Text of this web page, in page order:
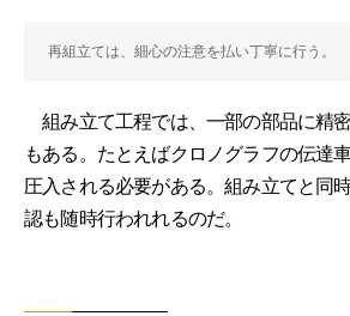
再組立ては、細心の注意を払い丁寧に行う。
組み立て工程では、一部の部品に精
もある。たとえばクロノグラフの伝達
圧入される必要がある。組み立てと同
認も随時行われれるのだ。